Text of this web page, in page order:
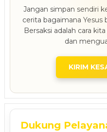
Jangan simpan sendiri
cerita bagaimana
Bersaksi adalah cara
dan
KIRIM
Dukung